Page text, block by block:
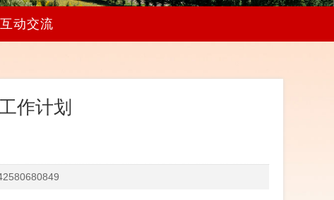
互动交流
作计划